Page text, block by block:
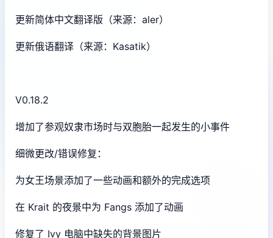
更新简体中文翻译版（来源：aler）
更新俄语翻译（来源：Kasatik）
V0.18.2
增加了参观奴隶市场时与双胞胎一起发生的小事件
细微更改/错误修复：
为女王场景添加了一些动画和额外的完成选项
在 Krait 的夜景中为 Fangs 添加了动画
修复了 Ivy 电脑中缺失的背景图片